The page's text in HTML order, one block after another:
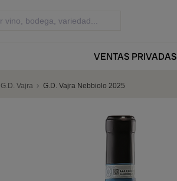
VENTASPRIVADAS
G.D. Vajra G.D. Vajra Nebbiolo 2025